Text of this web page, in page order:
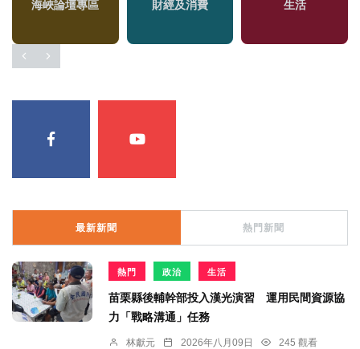
海峽論壇專區 財經及消費 生活
最新新聞 熱門新聞
熱門 政治 生活
苗栗縣後輔幹部投入漢光演習 運用民間資源協
力「戰略溝通」任務
林獻元 2026年八月09日
245 觀看